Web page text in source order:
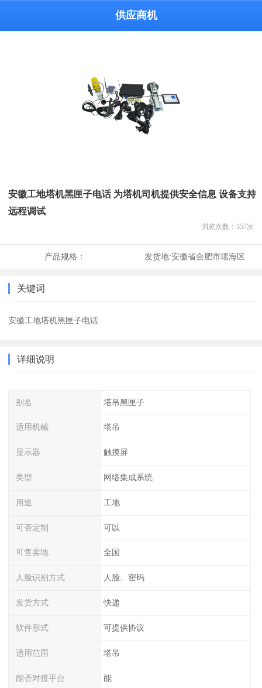
供应商机
安徽工地塔机黑匣子电话 为塔机司机提供安全信息 设备支持
远程调试
浏览次数： 357次
产品规格： 发货地:安徽省合肥市瑶海区
关键词
安徽工地塔机黑匣子电话
详细说明
别名 塔吊黑匣子
适用机械 塔吊
显示器 触摸屏
类型 网络集成系统
用途 工地
可否定制 可以
可售卖地 全国
人脸识别方式 人脸、密码
发货方式 快递
软件形式 可提供协议
适用范围 塔吊
能否对接平台 能